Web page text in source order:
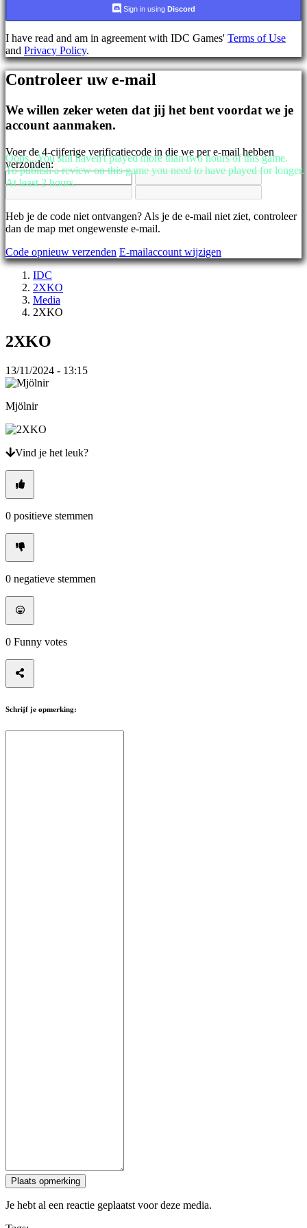
BS
DA
DE
EL
EN
FI
FR
HR
JA
KO
NL
NO
PL
PT
RO
SR
SV
game
De
Gameplay
In-
game
evenementen
Media
Forums
Sign in using Discord
I have read and am in agreement with IDC Games' Terms of Use
and Privacy Policy.
Controleer uw e-mail
We willen zeker weten dat jij het bent voordat we je
account aanmaken.
Voer de 4-cijferige verificatiecode in die we per e-mail hebben
verzonden:
Heb je de code niet ontvangen? Als je de e-mail niet ziet, controleer
dan de map met ongewenste e-mail.
Code opnieuw verzenden E-mailaccount wijzigen
IDC
2XKO
Media
2XKO
2XKO
13/11/2024 - 13:15
Mjölnir
Vind je het leuk?
0 positieve stemmen
0 negatieve stemmen
0 Funny votes
Schrijf je opmerking:
Plaats opmerking
Oops...You still haven't played more than two hours of this game.
To publish a review on this game you need to have played for
At least 2 hours.
Je hebt al een reactie geplaatst voor deze media.